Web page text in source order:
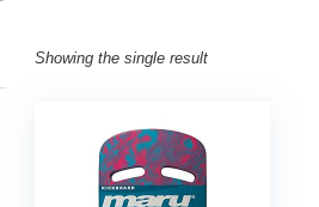
Showing the single result